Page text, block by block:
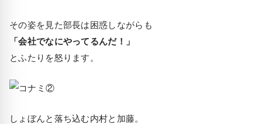
その姿を見た部長は困惑しながらも
「会社でなにやってるんだ！」
とふたりを怒ります。
しょぼんと落ち込む内村と加藤。